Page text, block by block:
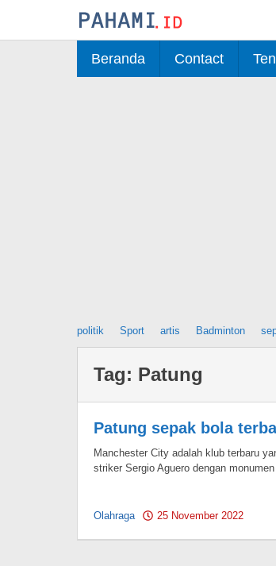
Beranda Contact
politik Sport artis Badminton
Tag: Patung
Patung sepak bola
Manchester City adalah klub terbaru
striker Sergio Aguero dengan
Olahraga 25 November 2022